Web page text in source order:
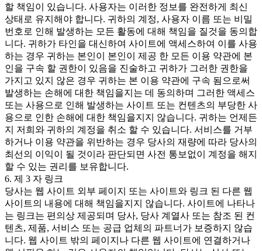
할 책임이 있습니다. 사용자는 이러한 정보를 완전하게 최신
상태로 유지해야 합니다. 귀하의 계정, 사용자 이름 또는 비밀
번호로 인해 발생하는 모든 활동에 대해 책임을 질것을 동의합
니다. 귀하가 타인을 대신하여 사이트에 액세스하여 이를 사용
하는 경우 귀하는 본인이 본인이 제공 한 모든 이용 약관에 본
인을 구속 할 권한이 있음을 진술하고 귀하가 그러한 권한을
가지고 있지 않은 경우 귀하는 본 이용 약관에 구속 됨으로써
발생하는 손해에 대한 책임을지는 데 동의하며 그러한 액세스
또는 사용으로 인해 발생하는 사이트 또는 컨텐츠의 부당한 사
용으로 인한 손해에 대한 책임을지지 않습니다. 귀하는 언제든
지 저희와 귀하의 계정을 취소 할 수 있습니다. 서비스를 거부
하거나 이용 약관을 위반하는 경우 당사의 재량에 따라 당사의
최선의 이익이 될 것이라 판단되면 사전 통보없이 계정을 해지
할 수 있는 권리를 보유합니다.
6. 제 3 자 링크
당사는 웹 사이트 외부 페이지 또는 사이트와 링크 된 다른 웹
사이트의 내용에 대해 책임을지지 않습니다. 사이트에 나타나
는 링크는 편의상 제공되며 당사, 당사 계열사 또는 참조 된 컨
텐츠, 제품, 서비스 또는 공급 업체의 파트너가 보증하지 않습
니다. 웹 사이트 밖의 페이지나 다른 웹 사이트에 연결하거나